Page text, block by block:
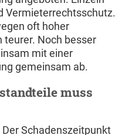
Vermieterrechtsschutz.
oft hoher
teurer. Noch besser
mit einer
gemeinsam ab.
muss
Der Schadenszeitpunkt